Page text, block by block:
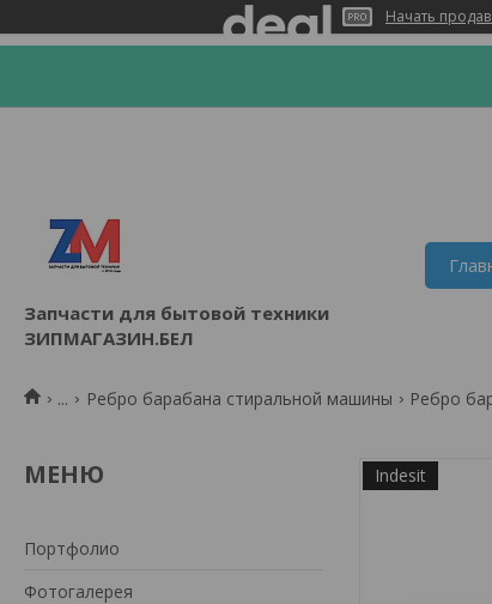
Начать
Запчасти для бытовой техники
ЗИПМАГАЗИН.БЕЛ
... Ребро барабана стиральной машины Ребро
Портфолио
Фотогалерея
Indesit